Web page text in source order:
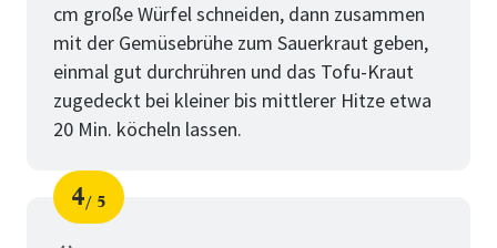
cm große Würfel schneiden, dann zusammen
mit der Gemüsebrühe zum Sauerkraut geben,
einmal gut durchrühren und das Tofu-Kraut
zugedeckt bei kleiner bis mittlerer Hitze etwa
20 Min. köcheln lassen.
Schritt
4
von
5